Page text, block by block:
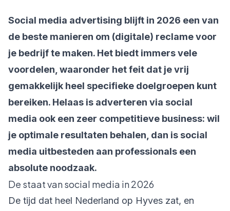
Social media advertising blijft in 2026 een van
de beste manieren om (digitale) reclame voor
je bedrijf te maken. Het biedt immers vele
voordelen, waaronder het feit dat je vrij
gemakkelijk heel specifieke doelgroepen kunt
bereiken. Helaas is adverteren via social
media ook een zeer competitieve business: wil
je optimale resultaten behalen, dan is social
media uitbesteden aan professionals een
absolute noodzaak.
De staat van social media in 2026
De tijd dat heel Nederland op Hyves zat, en